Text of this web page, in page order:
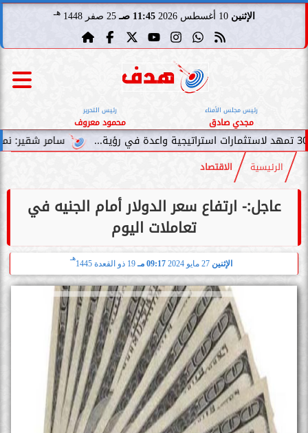
الإثنين 10 أغسطس 2026 11:45 صـ 25 صفر 1448 هـ
رئيس مجلس الأمناء
مجدي صادق
رئيس التحرير
محمود معروف
سامر شقير: نمو صناديق
الرئيسية الاقتصاد
عاجل:- ارتفاع سعر الدولار أمام الجنيه في
تعاملات اليوم
الإثنين 09:17 مـ 19 ذو القعدة 1445
هـ